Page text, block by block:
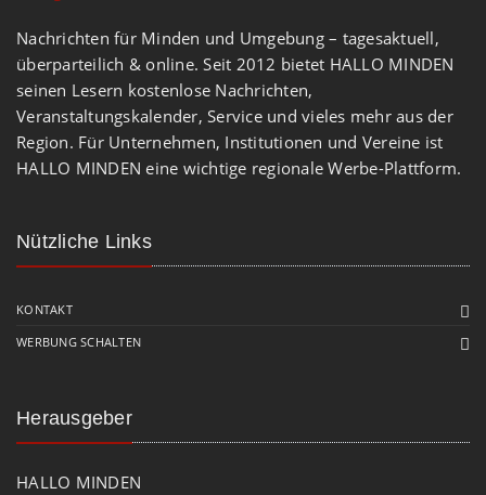
Nachrichten für Minden und Umgebung – tagesaktuell,
überparteilich & online. Seit 2012 bietet HALLO MINDEN
seinen Lesern kostenlose Nachrichten,
Veranstaltungskalender, Service und vieles mehr aus der
Region. Für Unternehmen, Institutionen und Vereine ist
HALLO MINDEN eine wichtige regionale Werbe-Plattform.
Nützliche Links
KONTAKT
WERBUNG SCHALTEN
Herausgeber
HALLO MINDEN